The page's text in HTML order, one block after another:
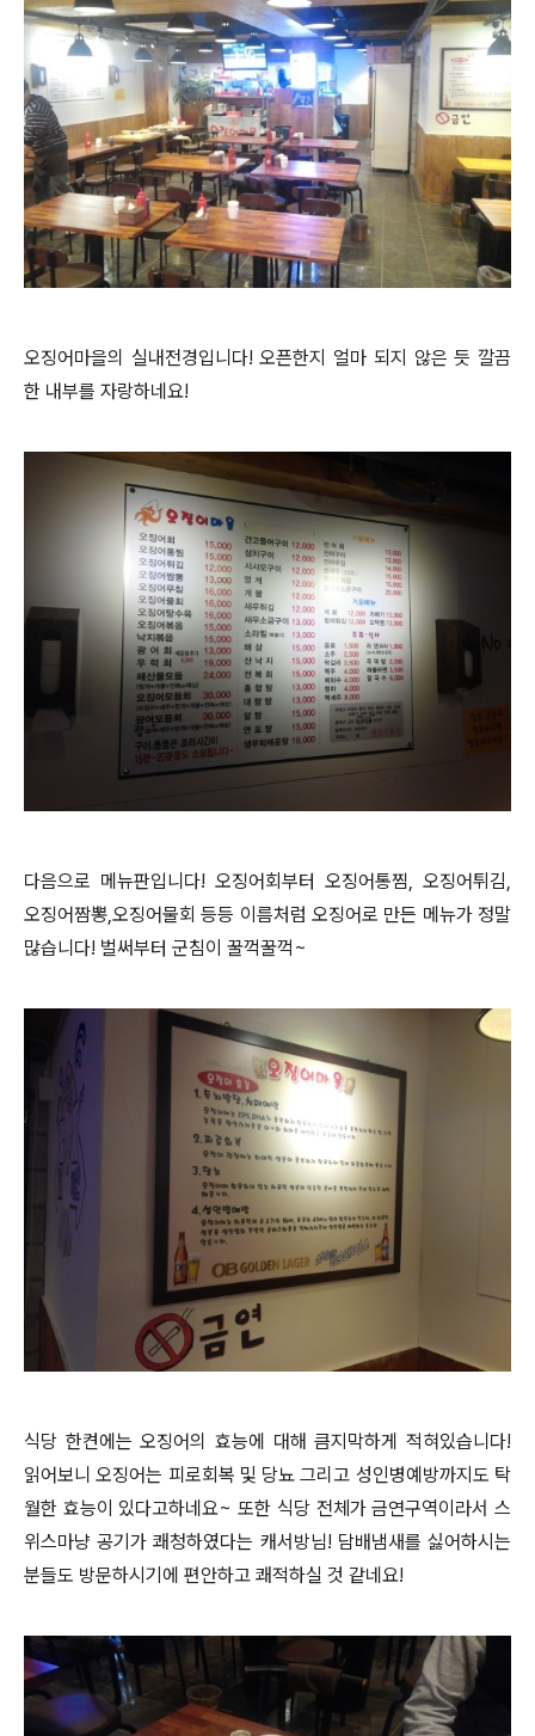
오징어마을의 실내전경입니다! 오픈한지 얼마 되지 않은 듯 깔끔
한 내부를 자랑하네요!
다음으로 메뉴판입니다! 오징어회부터 오징어통찜, 오징어튀김,
오징어짬뽕,오징어물회 등등 이름처럼 오징어로 만든 메뉴가 정말
많습니다! 벌써부터 군침이 꿀꺽꿀꺽~
식당 한켠에는 오징어의 효능에 대해 큼지막하게 적혀있습니다!
읽어보니 오징어는 피로회복 및 당뇨 그리고 성인병예방까지도 탁
월한 효능이 있다고하네요~ 또한 식당 전체가 금연구역이라서 스
위스마냥 공기가 쾌청하였다는 캐서방님! 담배냄새를 싫어하시는
분들도 방문하시기에 편안하고 쾌적하실 것 같네요!